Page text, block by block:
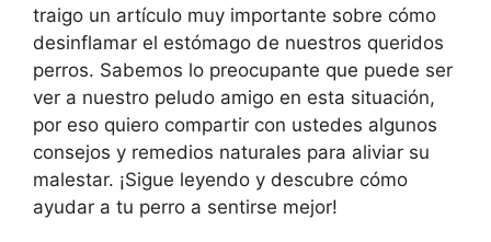
traigo un artículo muy importante sobre cómo
desinflamar el estómago de nuestros queridos
perros. Sabemos lo preocupante que puede ser
ver a nuestro peludo amigo en esta situación,
por eso quiero compartir con ustedes algunos
consejos y remedios naturales para aliviar su
malestar. ¡Sigue leyendo y descubre cómo
ayudar a tu perro a sentirse mejor!